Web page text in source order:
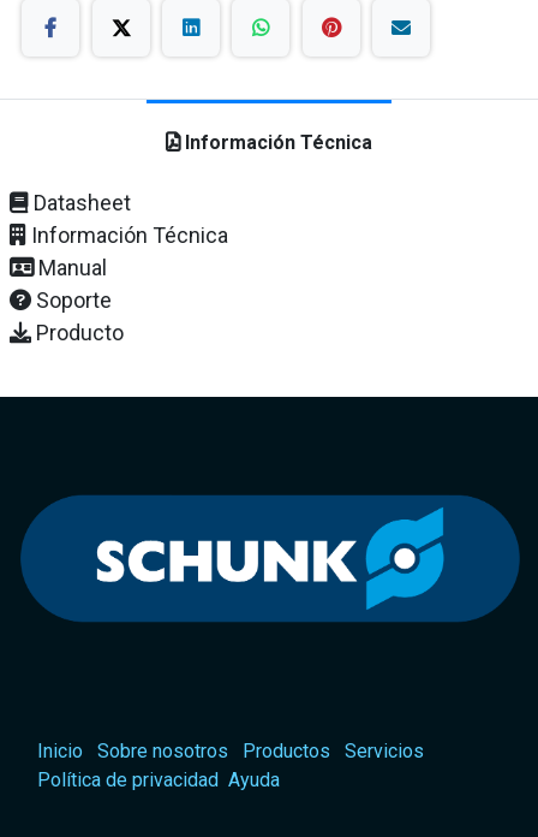
Información Técnica
Datasheet
Información Técnica
Manual
Soporte
Producto
Inicio Sobre nosotros Productos
Servicios
Política de privacidad Ayuda